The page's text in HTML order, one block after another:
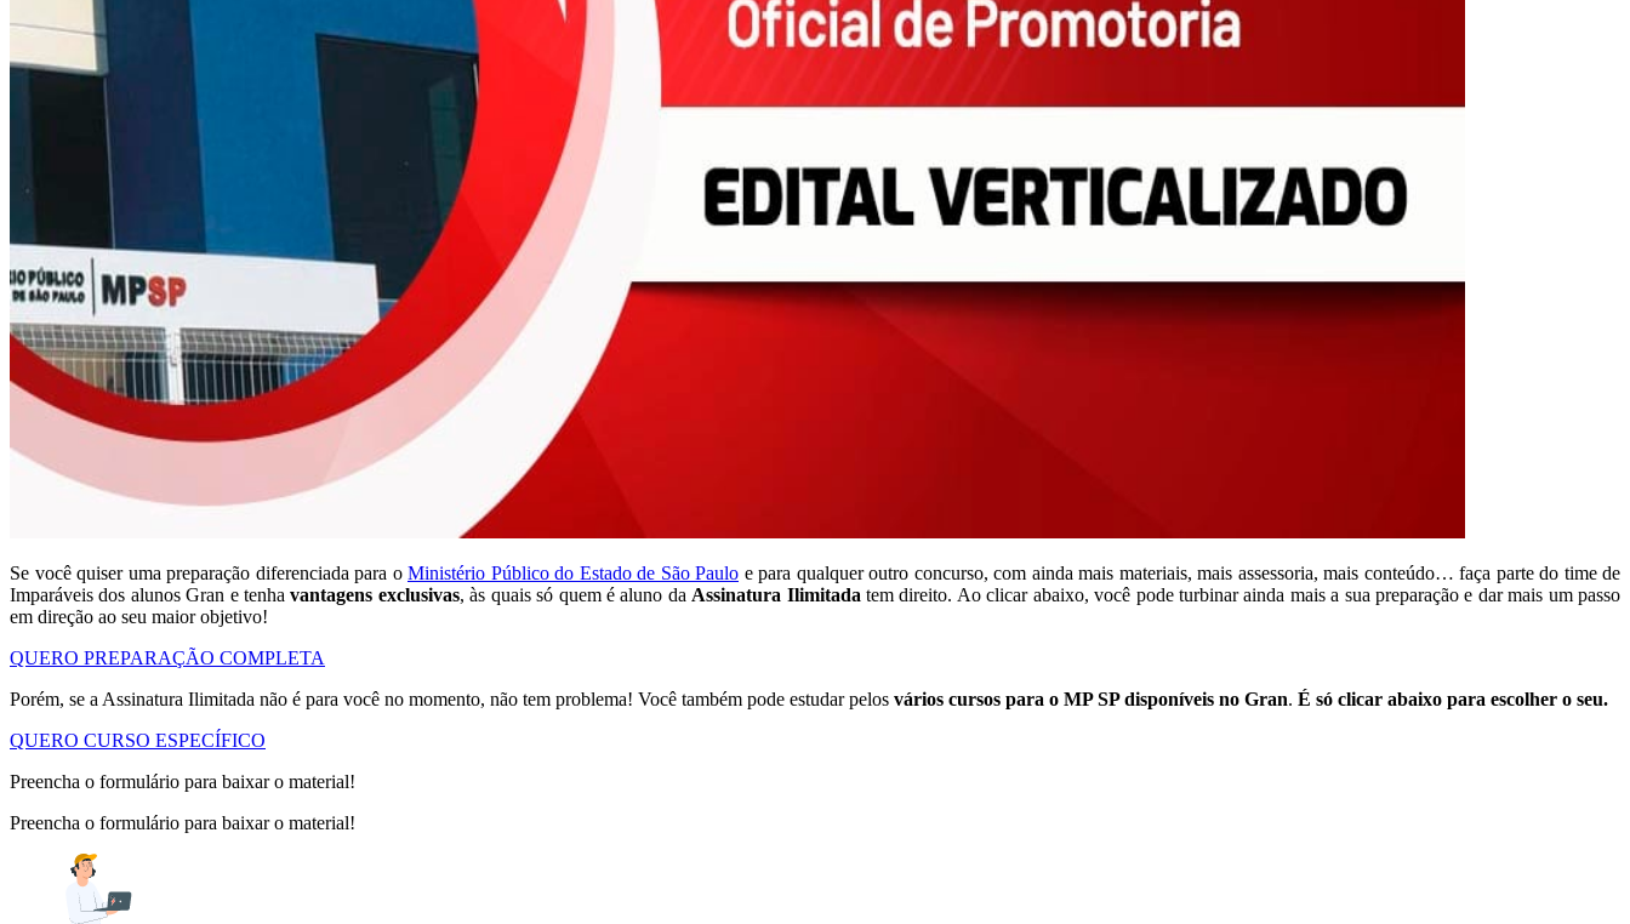
Se você quiser uma preparação diferenciada para o Ministério Público do Estado de São Paulo e para qualquer outro concurso, com ainda mais materiais, mais assessoria, mais conteúdo… faça parte do time de
Imparáveis dos alunos Gran e tenhavantagens exclusivas, às quais só quem é aluno daAssinatura Ilimitadatem direito. Ao clicar abaixo, você pode turbinar ainda mais a sua preparação e dar mais um passo
em direção ao seu maior objetivo!
QUERO PREPARAÇÃO COMPLETA
Porém, se a Assinatura Ilimitada não é para você no momento, não tem problema! Você também pode estudar pelos vários cursos para o MP SP disponíveis no Gran. É só clicar abaixo para escolher o seu.
QUERO CURSO ESPECÍFICO
Preencha o formulário para baixar o material!
Preencha o formulário para baixar o material!